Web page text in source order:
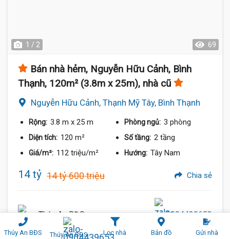
Thúy An BĐS Thúy An BĐS Lọc nhà Bản đồ Gửi nhà
1 / 2 69
Bán nhà hẻm, Nguyễn Hữu Cảnh, Bình
Thạnh, 120m² (3.8m x 25m), nhà cũ
Nguyễn Hữu Cảnh, Thạnh Mỹ Tây, Bình Thạnh
Rộng: 3.8 m x 25 m Phòng ngủ: 3 phòng
Diện tích: 120 m² Số tầng: 2 tầng
Giá/m²: 112 triệu/m² Hướng: Tây Nam
14 tỷ 14 tỷ 600 triệu Chia sẻ
Thúy An BĐS 0904439653